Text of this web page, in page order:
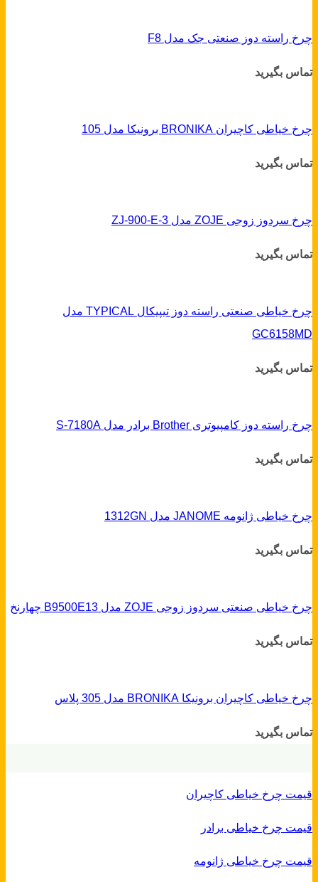
چرخ راسته دوز صنعتی جک مدل F8
تماس بگیرید
چرخ خیاطی کاچیران BRONIKA برونیکا مدل 105
تماس بگیرید
چرخ سردوز زوجی ZOJE مدل ZJ-900-E-3
تماس بگیرید
چرخ خیاطی صنعتی راسته دوز تیپیکال TYPICAL مدل
GC6158MD
تماس بگیرید
چرخ راسته دوز کامپیوتری Brother برادر مدل S-7180A
تماس بگیرید
چرخ خیاطی ژانومه JANOME مدل 1312GN
تماس بگیرید
چرخ خیاطی صنعتی سردوز زوجی ZOJE مدل B9500E13 چهارنخ
تماس بگیرید
چرخ خیاطی کاچیران برونیکا BRONIKA مدل 305 پلاس
تماس بگیرید
قیمت چرخ خیاطی کاچیران
قیمت چرخ خیاطی برادر
قیمت چرخ خیاطی ژانومه